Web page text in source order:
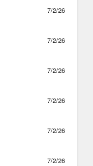
7/2/26
7/2/26
7/2/26
7/2/26
7/2/26
7/2/26